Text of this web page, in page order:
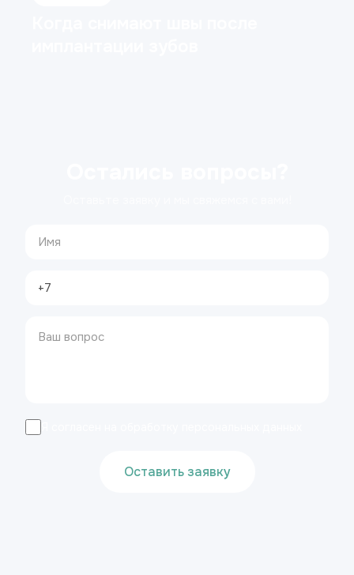
Оставить заявку